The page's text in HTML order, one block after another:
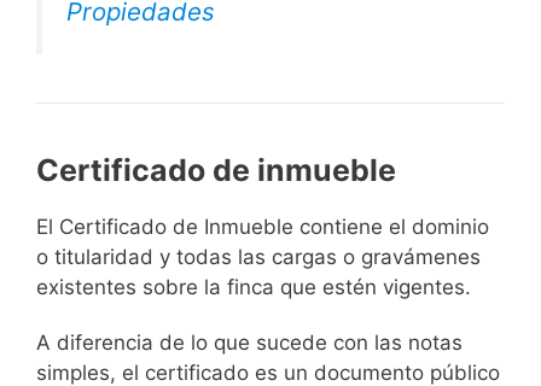
Propiedades
Certificado de inmueble
El Certificado de Inmueble contiene el dominio
o titularidad y todas las cargas o gravámenes
existentes sobre la finca que estén vigentes.
A diferencia de lo que sucede con las notas
simples, el certificado es un documento público